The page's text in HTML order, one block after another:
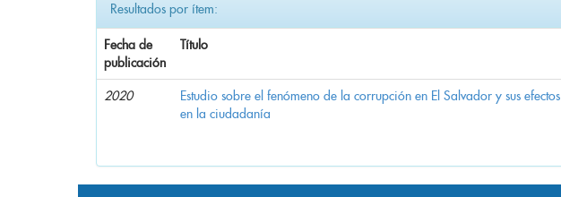
Resultados por ítem:
Fecha de
publicación
Título
2020
Estudio sobre el fenómeno de la corrupción en El Salvador y sus efectos
en la ciudadanía